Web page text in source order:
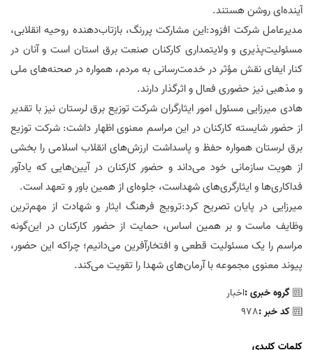
آینده‌ای روشن هستند.
مدیرعامل شرکت افزود:این مشارکت پررنگ، بازتاب‌دهنده روحیه انقلابی،
مسئولیت‌پذیری و ولایتمداری کارکنان صنعت برق استان است و آنان در
کنار ایفای نقش مؤثر در خدمت‌رسانی به مردم، همواره در صحنه‌های ملی
و مذهبی نیز حضوری فعال و اثرگذار دارند.
هادی میرزایی مسئول امور ایثارگران شرکت توزیع برق لرستان نیز با تقدیر
از حضور شایسته کارکنان در این مراسم معنوی اظهار داشت: شرکت توزیع
برق لرستان همواره حفظ و پاسداشت ارزش‌های انقلاب اسلامی را بخشی
از هویت سازمانی خود می‌داند و حضور کارکنان در آیین‌هایی که یادآور
فداکاری‌ها و ایثارگری‌های شهداست، جلوه‌ای از همین باور و تعهد است.
میرزایی در پایان تصریح کرد:ترویج فرهنگ ایثار و شهادت از مهم‌ترین
وظایف ماست و بر همین اساس، حمایت از حضور کارکنان در این‌گونه
مراسم را یک مسئولیت قطعی و افتخارآفرین می‌دانیم؛ چراکه این حضور،
پیوند معنوی مجموعه با آرمان‌های شهدا را تقویت می‌کند.
گروه خبری :اخبار
کد خبر :978
کلمات کلیدی